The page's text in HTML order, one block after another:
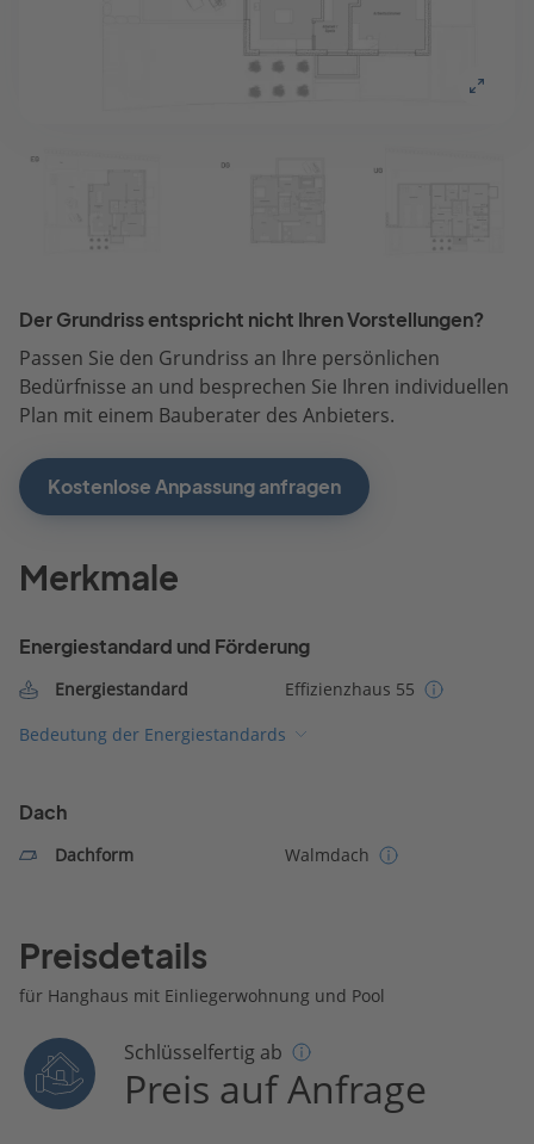
Der Grundriss entspricht nicht Ihren Vorstellungen?
Passen Sie den Grundriss an Ihre persönlichen
Bedürfnisse an und besprechen Sie Ihren individuellen
Plan mit einem Bauberater des Anbieters.
Kostenlose Anpassung anfragen
Merkmale
Energiestandard und Förderung
Energiestandard
Effizienzhaus 55
Bedeutung der Energiestandards
Dach
Dachform Walmdach
Preisdetails
für Hanghaus mit Einliegerwohnung und Pool
Schlüsselfertig ab
Preis auf Anfrage